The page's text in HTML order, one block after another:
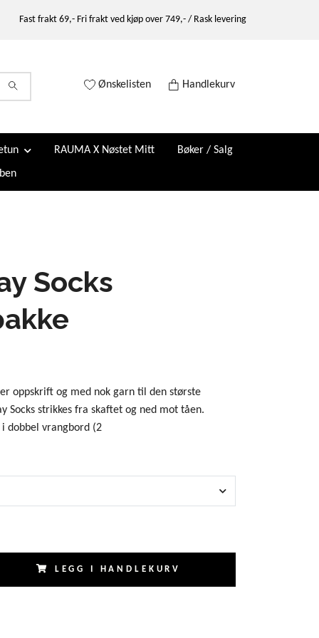
Fast frakt 69,- Fri frakt ved kjøp over 749,- / Rask levering
Ønskelisten Handlekurv
RAUMA X Nøstet Mitt Bøker / Salg
Socks
oppskrift og med nok garn til den største
Socks strikkes fra skaftet og ned mot tåen.
i dobbel vrangbord (2
LEGG I HANDLEKURV